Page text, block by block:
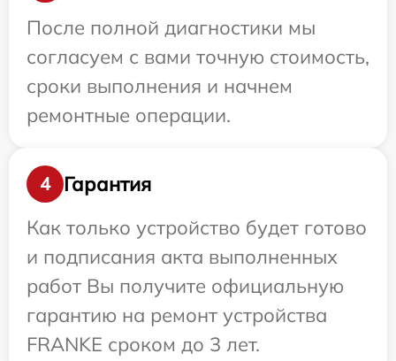
После полной диагностики мы
согласуем с вами точную стоимость,
сроки выполнения и начнем
ремонтные операции.
4
Гарантия
Как только устройство будет готово
и подписания акта выполненных
работ Вы получите официальную
гарантию на ремонт устройства
FRANKE сроком до 3 лет.